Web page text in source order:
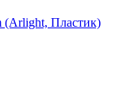
(Arlight, Пластик)